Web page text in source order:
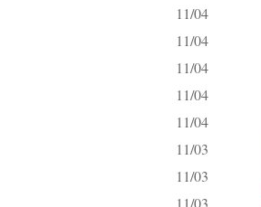
11/04
11/04
11/04
11/04
11/04
11/03
11/03
11/03